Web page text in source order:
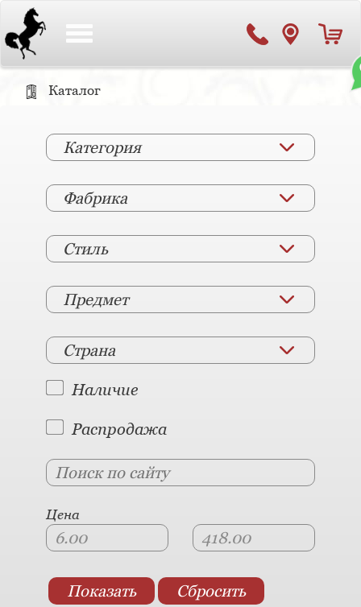
Каталог
Категория
Фабрика
Стиль
Предмет
Страна
Наличие
Распродажа
Цена